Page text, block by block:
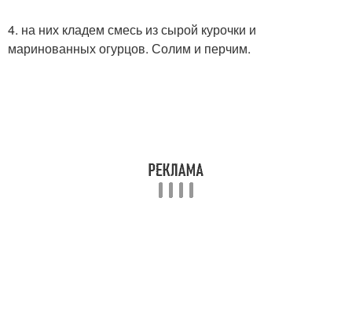
4. на них кладем смесь из сырой курочки и
маринованных огурцов. Солим и перчим.